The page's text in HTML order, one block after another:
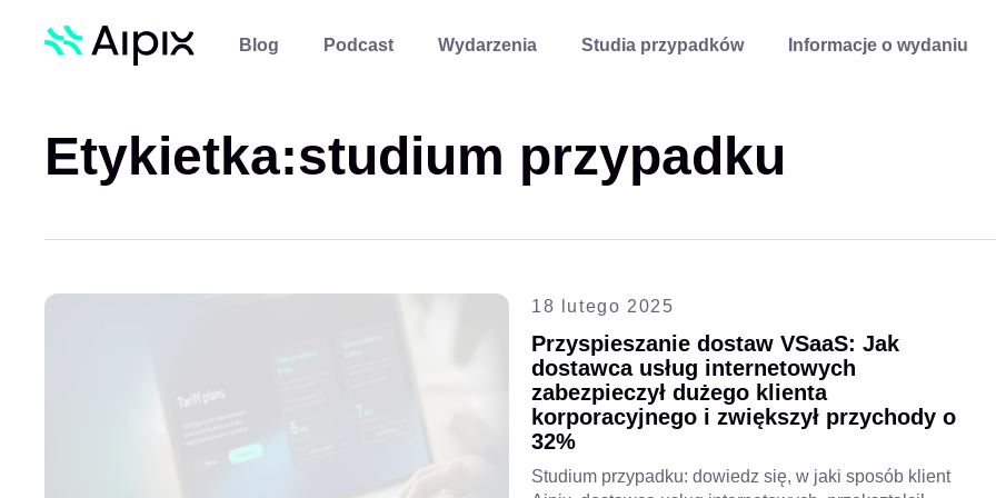
Blog Podcast Wydarzenia Studia przypadków Informacje o wydaniu
Etykietka:studium przypadku
18 lutego 2025
Przyspieszanie dostaw VSaaS: Jak
dostawca usług internetowych
zabezpieczył dużego klienta
korporacyjnego i zwiększył przychody o
32%
Studium przypadku: dowiedz się, w jaki sposób klient